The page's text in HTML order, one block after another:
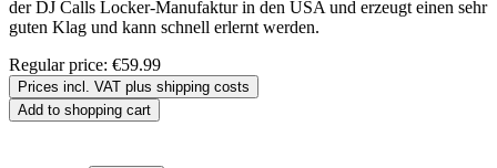
der DJ Calls Locker-Manufaktur in den USA und erzeugt einen sehr
guten Klag und kann schnell erlernt werden.
Regular price: €59.99
Prices incl. VAT plus shipping costs
Add to shopping cart